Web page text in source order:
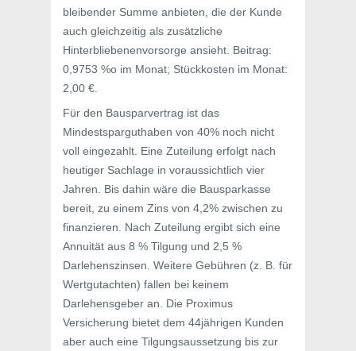
bleibender Summe anbieten, die der Kunde
auch gleichzeitig als zusätzliche
Hinterbliebenenvorsorge ansieht. Beitrag:
0,9753 %o im Monat; Stückkosten im Monat:
2,00 €.
Für den Bausparvertrag ist das
Mindestsparguthaben von 40% noch nicht
voll eingezahlt. Eine Zuteilung erfolgt nach
heutiger Sachlage in voraussichtlich vier
Jahren. Bis dahin wäre die Bausparkasse
bereit, zu einem Zins von 4,2% zwischen zu
finanzieren. Nach Zuteilung ergibt sich eine
Annuität aus 8 % Tilgung und 2,5 %
Darlehenszinsen. Weitere Gebühren (z. B. für
Wertgutachten) fallen bei keinem
Darlehensgeber an. Die Proximus
Versicherung bietet dem 44jährigen Kunden
aber auch eine Tilgungsaussetzung bis zur